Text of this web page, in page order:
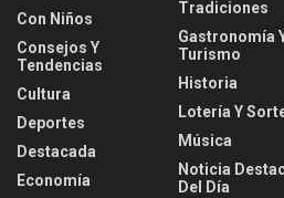
Con Niños
Consejos Y
Tendencias
Cultura
Deportes
Destacada
Economía
Tradiciones
Gastronomía
Turismo
Historia
Lotería Y
Música
Noticia
Del Día